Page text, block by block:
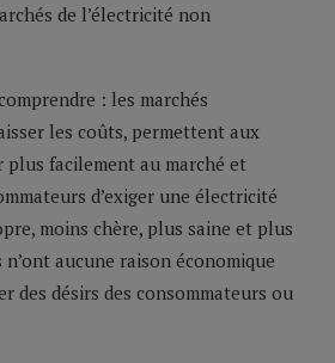
de l’électricité non
: les marchés
les coûts, permettent aux
plus facilement au marché et
d’exiger une électricité
moins chère, plus saine et plus
aucune raison économique
des désirs des consommateurs ou